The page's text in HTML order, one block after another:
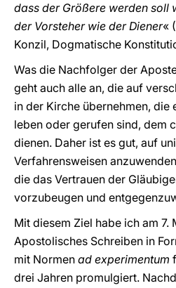
dass der Größere werden soll
der Vorsteher wie der Diener«
Konzil, Dogmatische
Was die Nachfolger der
geht auch alle an, die auf
in der Kirche übernehmen, die
leben oder gerufen sind, dem
dienen. Daher ist es gut, auf
Verfahrensweisen
die das Vertrauen der
vorzubeugen und
Mit diesem Ziel habe ich am 7.
Apostolisches Schreiben in
mit Normen ad experimentum
drei Jahren promulgiert.